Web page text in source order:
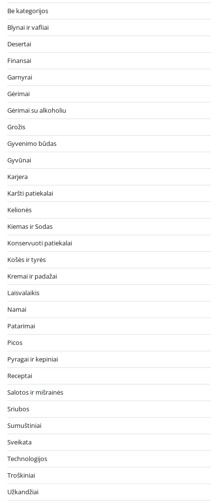
Be kategorijos
Blynai ir vafliai
Desertai
Finansai
Garnyrai
Gėrimai
Gėrimai su alkoholiu
Grožis
Gyvenimo būdas
Gyvūnai
Karjera
Karšti patiekalai
Kelionės
Kiemas ir Sodas
Konservuoti patiekalai
Košės ir tyrės
Kremai ir padažai
Laisvalaikis
Namai
Patarimai
Picos
Pyragai ir kepiniai
Receptai
Salotos ir mišrainės
Sriubos
Sumuštiniai
Sveikata
Technologijos
Troškiniai
Užkandžiai